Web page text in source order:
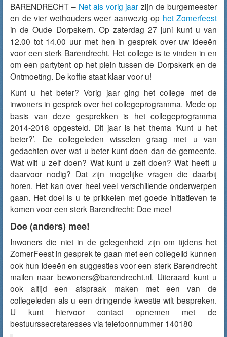
BARENDRECHT – Net als vorig jaar zijn de burgemeester
en de vier wethouders weer aanwezig op het Zomerfeest
in de Oude Dorpskern. Op zaterdag 27 juni kunt u van
12.00 tot 14.00 uur met hen in gesprek over uw ideeën
voor een sterk Barendrecht. Het college is te vinden in en
om een partytent op het plein tussen de Dorpskerk en de
Ontmoeting. De koffie staat klaar voor u!
Kunt u het beter? Vorig jaar ging het college met de
inwoners in gesprek over het collegeprogramma. Mede op
basis van deze gesprekken is het collegeprogramma
2014-2018 opgesteld. Dit jaar is het thema ‘Kunt u het
beter?’. De collegeleden wisselen graag met u van
gedachten over wat u beter kunt doen dan de gemeente.
Wat wilt u zelf doen? Wat kunt u zelf doen? Wat heeft u
daarvoor nodig? Dat zijn mogelijke vragen die daarbij
horen. Het kan over heel veel verschillende onderwerpen
gaan. Het doel is u te prikkelen met goede initiatieven te
komen voor een sterk Barendrecht: Doe mee!
Doe (anders) mee!
Inwoners die niet in de gelegenheid zijn om tijdens het
ZomerFeest in gesprek te gaan met een collegelid kunnen
ook hun ideeën en suggesties voor een sterk Barendrecht
mailen naar bewoners@barendrecht.nl. Uiteraard kunt u
ook altijd een afspraak maken met een van de
collegeleden als u een dringende kwestie wilt bespreken.
U kunt hiervoor contact opnemen met de
bestuurssecretaresses via telefoonnummer 140180